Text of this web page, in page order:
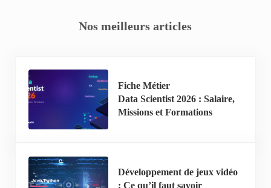
Nos meilleurs articles
Fiche Métier
Data Scientist 2026 : Salaire,
Missions et Formations
Développement de jeux vidéo
: Ce qu’il faut savoir